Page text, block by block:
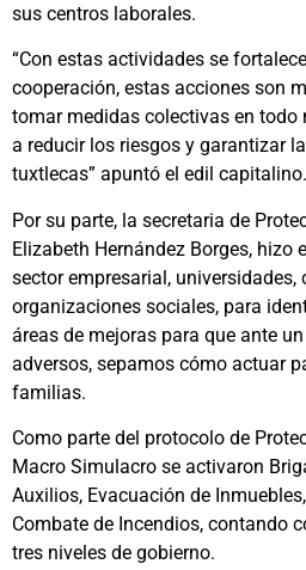
sus centros laborales.
“Con estas actividades se
cooperación, estas acciones son
tomar medidas colectivas en todo
a reducir los riesgos y garantizar
tuxtlecas” apuntó el edil capitalino.
Por su parte, la secretaria de
Elizabeth Hernández Borges, hizo
sector empresarial,
organizaciones sociales, para
áreas de mejoras para que ante
adversos, sepamos cómo actuar
familias.
Como parte del protocolo de
Macro Simulacro se activaron
Auxilios, Evacuación de
Combate de Incendios, contando
tres niveles de gobierno.